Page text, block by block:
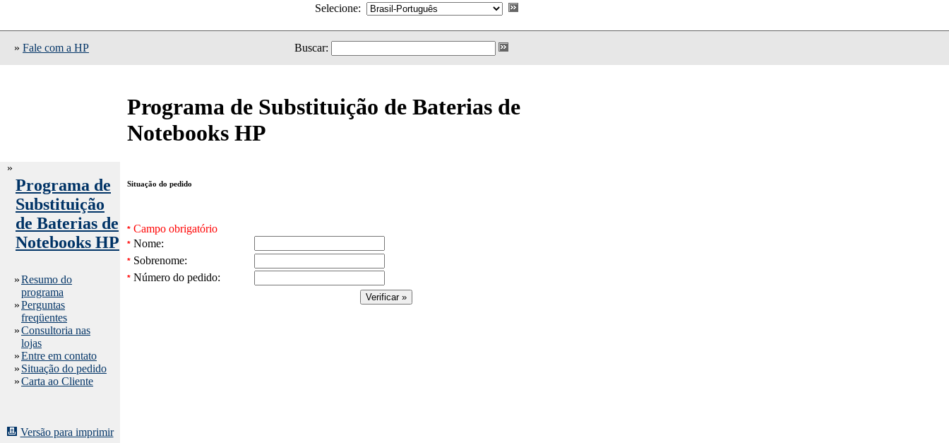
Selecione:
» Fale com a HP Buscar:
Programa de Substituição de Baterias de
Notebooks HP
»
Programa de
Substituição
de Baterias de
Notebooks HP
»Resumo do
programa
»Perguntas
freqüentes
»Consultoria nas
lojas
»Entre em contato
» Situação do pedido
»Carta ao Cliente
Situação do pedido
* Campo obrigatório
* Nome:
* Sobrenome:
* Número do pedido:
Versão para imprimir